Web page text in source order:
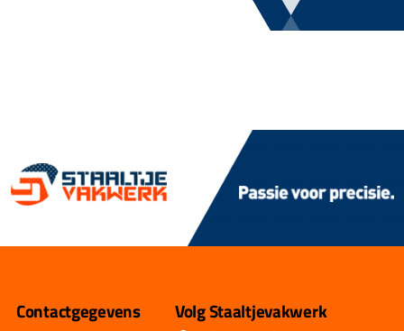
Contactgegevens Volg Staaltjevakwerk